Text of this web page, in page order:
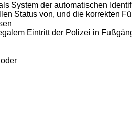
als System der automatischen
Status von, und die korrekten
Eintritt der Polizei in